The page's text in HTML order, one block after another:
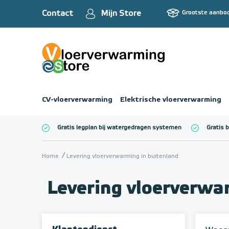
Contact Mijn Store Grootste aanbod
CV-vloerverwarming Elektrische vloerverwarming
Gratis legplan bij watergedragen systemen Gratis
Home Levering vloerverwarming in buitenland
Levering